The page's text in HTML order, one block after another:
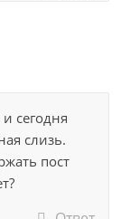
сегодня
слизь.
пост